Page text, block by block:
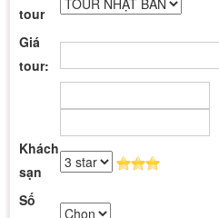
tour
Giá
tour:
Khách
sạn
Số